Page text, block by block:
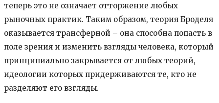
теперь это не означает отторжение любых
рыночных практик. Таким образом, теория Броделя
оказывается трансферной – она способна попасть в
поле зрения и изменить взгляды человека, который
принципиально закрывается от любых теорий,
идеологии которых придерживаются те, кто не
разделяют его взгляды.